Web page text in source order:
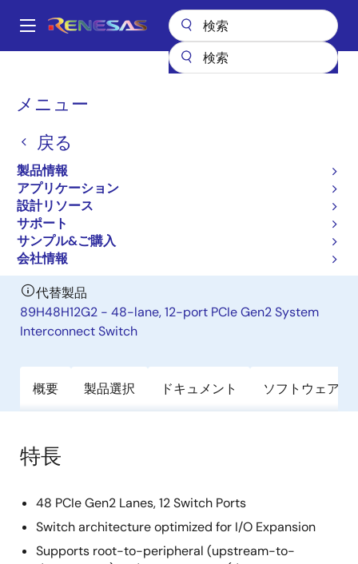
ン
Main
メニュー
戻る
製品情報
アプリケーション
設計リソース
サポート
サンプル&ご購入
会社情報
パ
く
ず
89H48T12G2
89H48T12G2
廃止品
48-lane, 12-port Gen2 PCIe I/O
Expansion Switch
代替製品
89H48H12G2 - 48-lane, 12-port PCIe Gen2 System
Interconnect Switch
概要 製品選択 ドキュメント ソフトウェア／
特長
48 PCIe Gen2 Lanes, 12 Switch Ports
Switch architecture optimized for I/O Expansion
Supports root-to-peripheral (upstream-to-